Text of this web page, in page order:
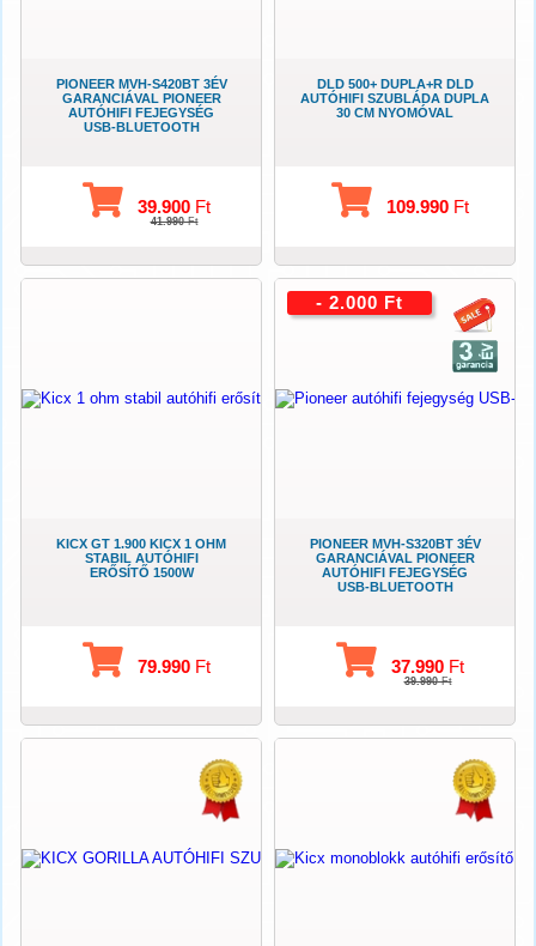
PIONEER MVH-S420BT 3ÉV
GARANCIÁVAL PIONEER
AUTÓHIFI FEJEGYSÉG
USB-BLUETOOTH
39.900 Ft
41.990Ft
DLD 500+ DUPLA+R DLD
AUTÓHIFI SZUBLÁDA DUPLA
30 CM NYOMÓVAL
109.990 Ft
KICX GT 1.900 KICX 1 OHM
STABIL AUTÓHIFI
ERŐSÍTŐ 1500W
79.990 Ft
PIONEER MVH-S320BT 3ÉV
GARANCIÁVAL PIONEER
AUTÓHIFI FEJEGYSÉG
USB-BLUETOOTH
37.990 Ft
39.990Ft
- 2.000 Ft